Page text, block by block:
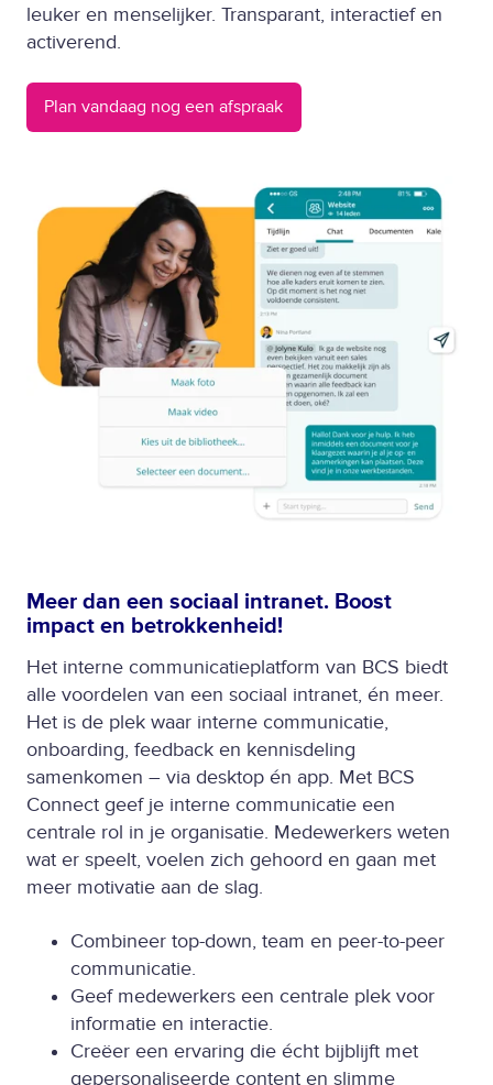
leuker en menselijker. Transparant, interactief en
activerend.
Plan vandaag nog een afspraak
Meer dan een sociaal intranet. Boost
impact en betrokkenheid!
Het interne communicatieplatform van BCS biedt
alle voordelen van een sociaal intranet, én meer.
Het is de plek waar interne communicatie,
onboarding, feedback en kennisdeling
samenkomen – via desktop én app. Met BCS
Connect geef je interne communicatie een
centrale rol in je organisatie. Medewerkers weten
wat er speelt, voelen zich gehoord en gaan met
meer motivatie aan de slag.
Combineer top-down, team en peer-to-peer
communicatie.
Geef medewerkers een centrale plek voor
informatie en interactie.
Creëer een ervaring die écht bijblijft met
gepersonaliseerde content en slimme